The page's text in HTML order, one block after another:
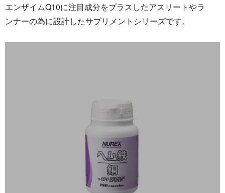
エンザイムQ10に注目成分をプラスしたアスリートやラ
ンナーの為に設計したサプリメントシリー ズ で す 。